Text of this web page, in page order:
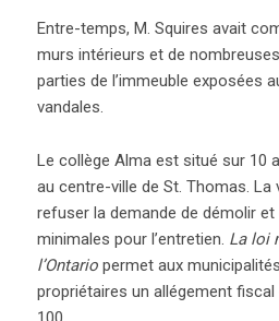
Entre-temps, M. Squires avait
murs intérieurs et de
parties de l’immeuble exposées
vandales.
Le collège Alma est situé sur 10
au centre-ville de St. Thomas. La
refuser la demande de démolir
minimales pour l’entretien. La loi
l’Ontario permet aux
propriétaires un allégement